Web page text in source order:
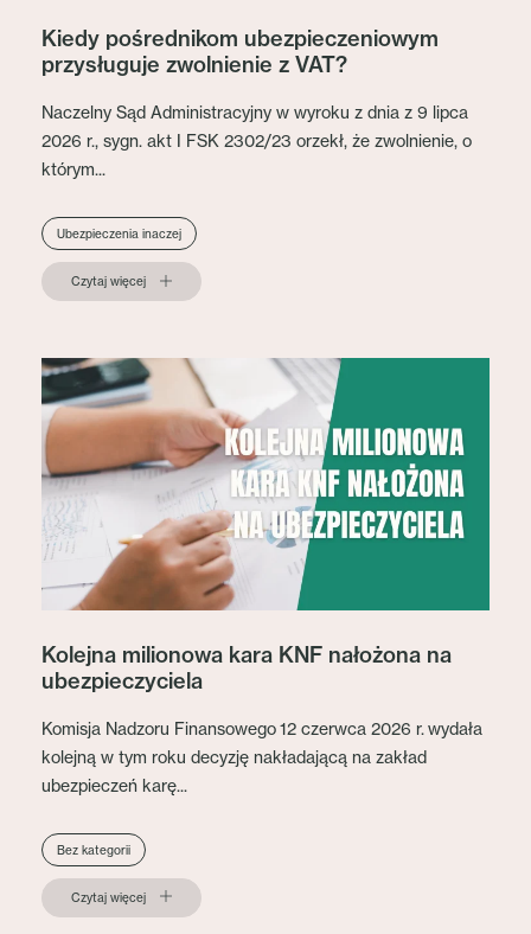
Kiedy pośrednikom ubezpieczeniowym
przysługuje zwolnienie z VAT?
Naczelny Sąd Administracyjny w wyroku z dnia z 9 lipca
2026 r., sygn. akt I FSK 2302/23 orzekł, że zwolnienie, o
którym...
Ubezpieczenia inaczej
Czytaj więcej
Kolejna milionowa kara KNF nałożona na
ubezpieczyciela
Komisja Nadzoru Finansowego 12 czerwca 2026 r. wydała
kolejną w tym roku decyzję nakładającą na zakład
ubezpieczeń karę...
Bez kategorii
Czytaj więcej